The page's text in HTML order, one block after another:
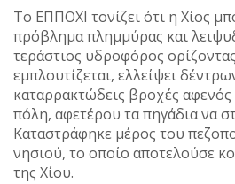
Το ΕΠΠΟΧΙ τονίζει ότι η Χίος
πρόβλημα πλημμύρας και
τεράστιος υδροφόρος
εμπλουτίζεται, ελλείψει
καταρρακτώδεις βροχές
πόλη, αφετέρου τα πηγάδια να
Καταστράφηκε μέρος του
νησιού, το οποίο αποτελούσε
της Χίου.